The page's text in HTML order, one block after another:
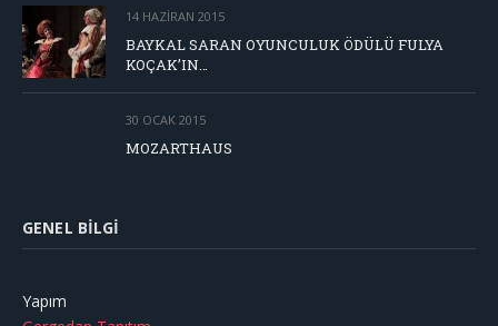
14 HAZIRAN 2015
BAYKAL SARAN OYUNCULUK ÖDÜLÜ FULYA
KOÇAK’IN…
30 OCAK 2015
MOZARTHAUS
GENEL BILGI
Yapım